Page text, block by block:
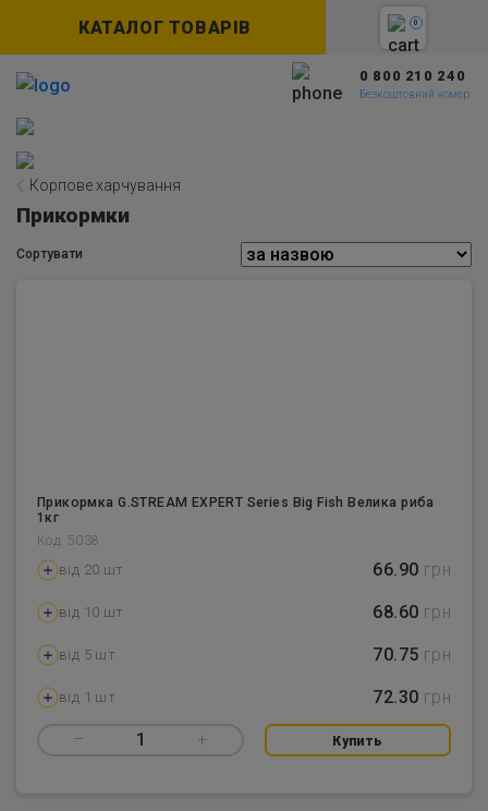
КАТАЛОГ ТОВАРІВ 0
0 800 210 240
Безкоштовний номер
Корпове харчування
Прикормки
Сортувати
Прикормка G.STREAM EXPERT Series Big Fish Велика риба
1кг
Код: 5038
від 20 шт 66.90 грн
від 10 шт 68.60 грн
від 5 шт 70.75 грн
від 1 шт 72.30 грн
– 1 + Купить